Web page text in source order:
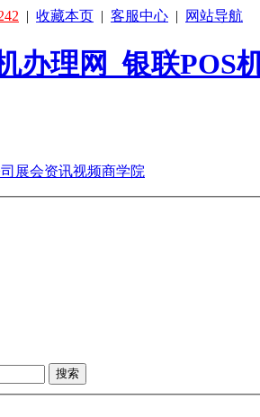
| 收藏本页 | 客服中心 | 网站导航
展会资讯视频商学院
搜索